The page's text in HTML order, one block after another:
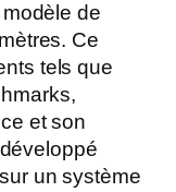
de
Ce
tels que
et son
un système